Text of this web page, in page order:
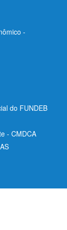
-
do FUNDEB
- CMDCA